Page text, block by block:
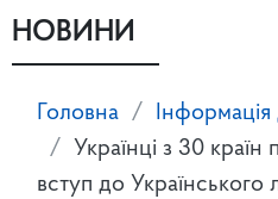
НОВИНИ
Головна
Українці з 30
вступ до Українського